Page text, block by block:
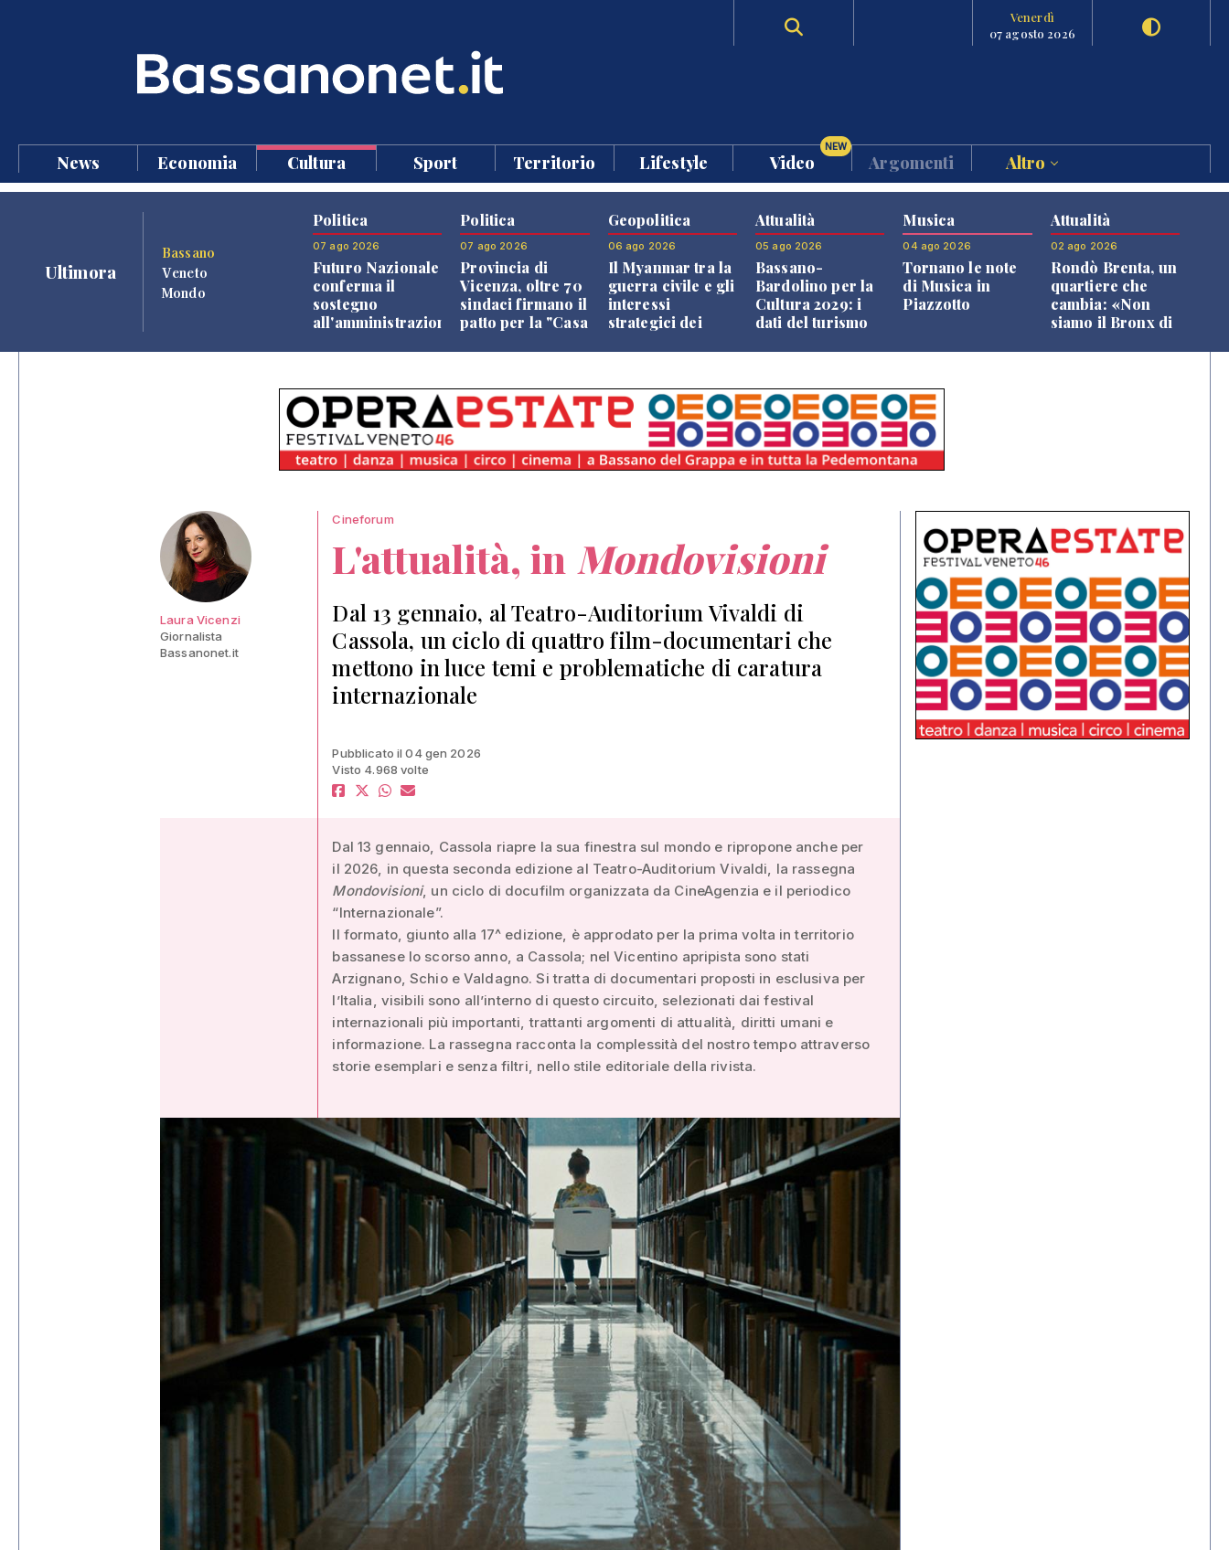
Venerdì
07 agosto 2026
News Economia Cultura Sport Territorio Lifestyle Video
NEW
Argomenti Altro
Ultimora
Bassano
Veneto
Mondo
Politica
07 ago 2026
Futuro Nazionale
conferma il
sostegno
all'amministrazione
Politica
07 ago 2026
Provincia di
Vicenza, oltre 70
sindaci firmano il
patto per la "Casa
Geopolitica
06 ago 2026
Il Myanmar tra la
guerra civile e gli
interessi
strategici dei
Attualità
05 ago 2026
Bassano-
Bardolino per la
Cultura 2029: i
dati del turismo
Musica
04 ago 2026
Tornano le note
di Musica in
Piazzotto
Attualità
02 ago 2026
Rondò Brenta, un
quartiere che
cambia: «Non
siamo il Bronx di
Laura Vicenzi
Giornalista
Bassanonet.it
Cineforum
L'attualità, in Mondovisioni
Dal 13 gennaio, al Teatro-Auditorium Vivaldi di
Cassola, un ciclo di quattro film-documentari che
mettono in luce temi e problematiche di caratura
internazionale
Pubblicato il 04 gen 2026
Visto 4.968 volte
Dal 13 gennaio, Cassola riapre la sua finestra sul mondo e ripropone anche per
il 2026, in questa seconda edizione al Teatro-Auditorium Vivaldi, la rassegna
Mondovisioni, un ciclo di docufilm organizzata da CineAgenzia e il periodico
“Internazionale”.
Il formato, giunto alla 17^ edizione, è approdato per la prima volta in territorio
bassanese lo scorso anno, a Cassola; nel Vicentino apripista sono stati
Arzignano, Schio e Valdagno. Si tratta di documentari proposti in esclusiva per
l’Italia, visibili sono all’interno di questo circuito, selezionati dai festival
internazionali più importanti, trattanti argomenti di attualità, diritti umani e
informazione. La rassegna racconta la complessità del nostro tempo attraverso
storie esemplari e senza filtri, nello stile editoriale della rivista.